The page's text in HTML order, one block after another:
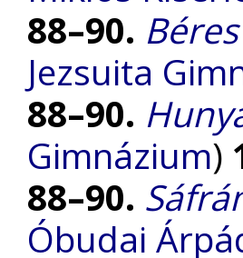
88–90.
Jezsuita
88–90.
Gimnázium)
88–90.
Óbudai